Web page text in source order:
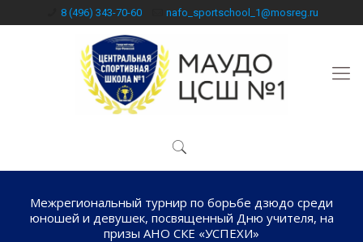
8 (496) 343-70-60 nafo_sportschool_1@mosreg.ru
Межрегиональный турнир по борьбе дзюдо среди
юношей и девушек, посвященный Дню учителя, на
призы АНО СКЕ «УСПЕХИ»